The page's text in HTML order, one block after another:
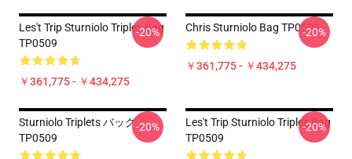
Les't Trip Sturniolo Triples Bag
TP0509
￥361,775 - ￥434,275
-20% Chris Sturniolo Bag TP0509
￥361,775 - ￥434,275
-20%
Sturniolo Triplets バッグ
TP0509
-20%
Les't Trip Sturniolo Triples Bag
TP0509
-20%